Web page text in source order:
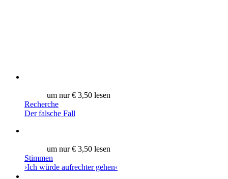
um nur € 3,50 lesen
Recherche
Der falsche Fall
um nur € 3,50 lesen
Stimmen
›Ich würde aufrechter gehen‹